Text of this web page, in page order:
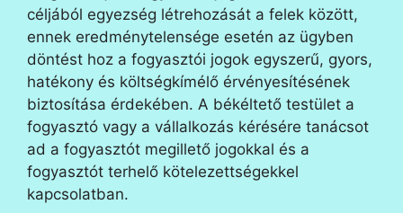
céljából egyezség létrehozását a felek között,
ennek eredménytelensége esetén az ügyben
döntést hoz a fogyasztói jogok egyszerű, gyors,
hatékony és költségkímélő érvényesítésének
biztosítása érdekében. A békéltető testület a
fogyasztó vagy a vállalkozás kérésére tanácsot
ad a fogyasztót megillető jogokkal és a
fogyasztót terhelő kötelezettségekkel
kapcsolatban.